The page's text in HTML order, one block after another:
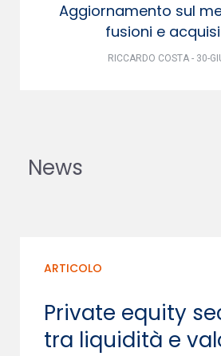
Aggiornamento sul
fusioni e
RICCARDO COSTA - 30-
News
ARTICOLO
Private equity
tra liquidità e